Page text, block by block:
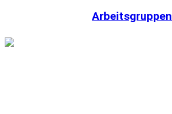
Arbeitsgruppen